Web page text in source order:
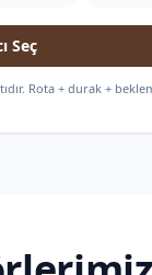
Seç
Rota + durak +